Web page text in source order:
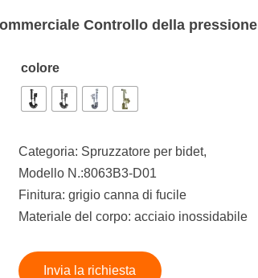
Controllo della pressione
colore
Categoria: Spruzzatore per bidet,
Modello N.:8063B3-D01
Finitura: grigio canna di fucile
Materiale del corpo: acciaio inossidabile
Invia la richiesta